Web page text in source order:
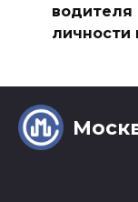
водителя
личности